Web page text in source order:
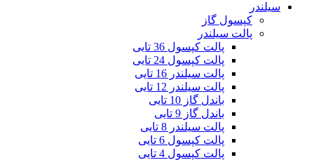
سیلندر
کپسول گاز
پالت سیلندر
پالت کپسول 36 تایی
پالت کپسول 24 تایی
پالت سیلندر 16 تایی
پالت سیلندر 12 تایی
باندل گاز 10 تایی
باندل گاز 9 تایی
پالت سیلندر 8 تایی
پالت کپسول 6 تایی
پالت کپسول 4 تایی